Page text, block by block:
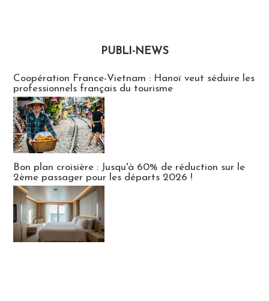
PUBLI-NEWS
Coopération France-Vietnam : Hanoï veut séduire les
professionnels français du tourisme
Bon plan croisière : Jusqu'à 60% de réduction sur le
2ème passager pour les départs 2026 !